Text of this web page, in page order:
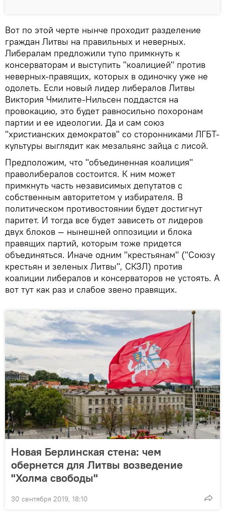
Вот по этой черте нынче проходит разделение
граждан Литвы на правильных и неверных.
Либералам предложили тупо примкнуть к
консерваторам и выступить "коалицией" против
неверных-правящих, которых в одиночку уже не
одолеть. Если новый лидер либералов Литвы
Виктория Чмилите-Нильсен поддастся на
провокацию, это будет равносильно похоронам
партии и ее идеологии. Да и сам союз
"христианских демократов" со сторонниками ЛГБТ-
культуры выглядит как мезальянс зайца с лисой.
Предположим, что "объединенная коалиция"
праволибералов состоится. К ним может
примкнуть часть независимых депутатов с
собственным авторитетом у избирателя. В
политическом противостоянии будет достигнут
паритет. И тогда все будет зависеть от лидеров
двух блоков — нынешней оппозиции и блока
правящих партий, которым тоже придется
объединяться. Иначе одним "крестьянам" ("Союзу
крестьян и зеленых Литвы", СКЗЛ) против
коалиции либералов и консерваторов не устоять. А
вот тут как раз и слабое звено правящих.
Новая Берлинская стена: чем
обернется для Литвы возведение
"Холма свободы"
30 сентября 2019, 18:10